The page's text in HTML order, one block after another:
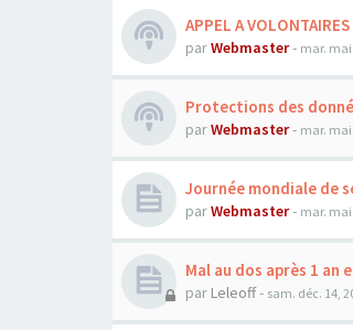
APPEL A VOLONTAIRES
parWebmaster- mar. mai
Protections des
parWebmaster- mar. mai
Journée mondiale de
parWebmaster- mar. mai
Mal au dos après 1 an
par Leleoff- sam. déc. 14,